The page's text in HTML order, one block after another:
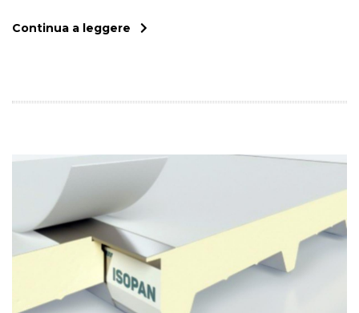
Continua a leggere